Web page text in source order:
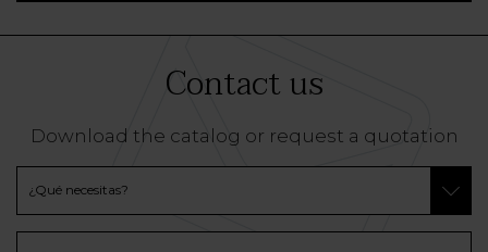
Contact us
Download the catalog or request a quotation